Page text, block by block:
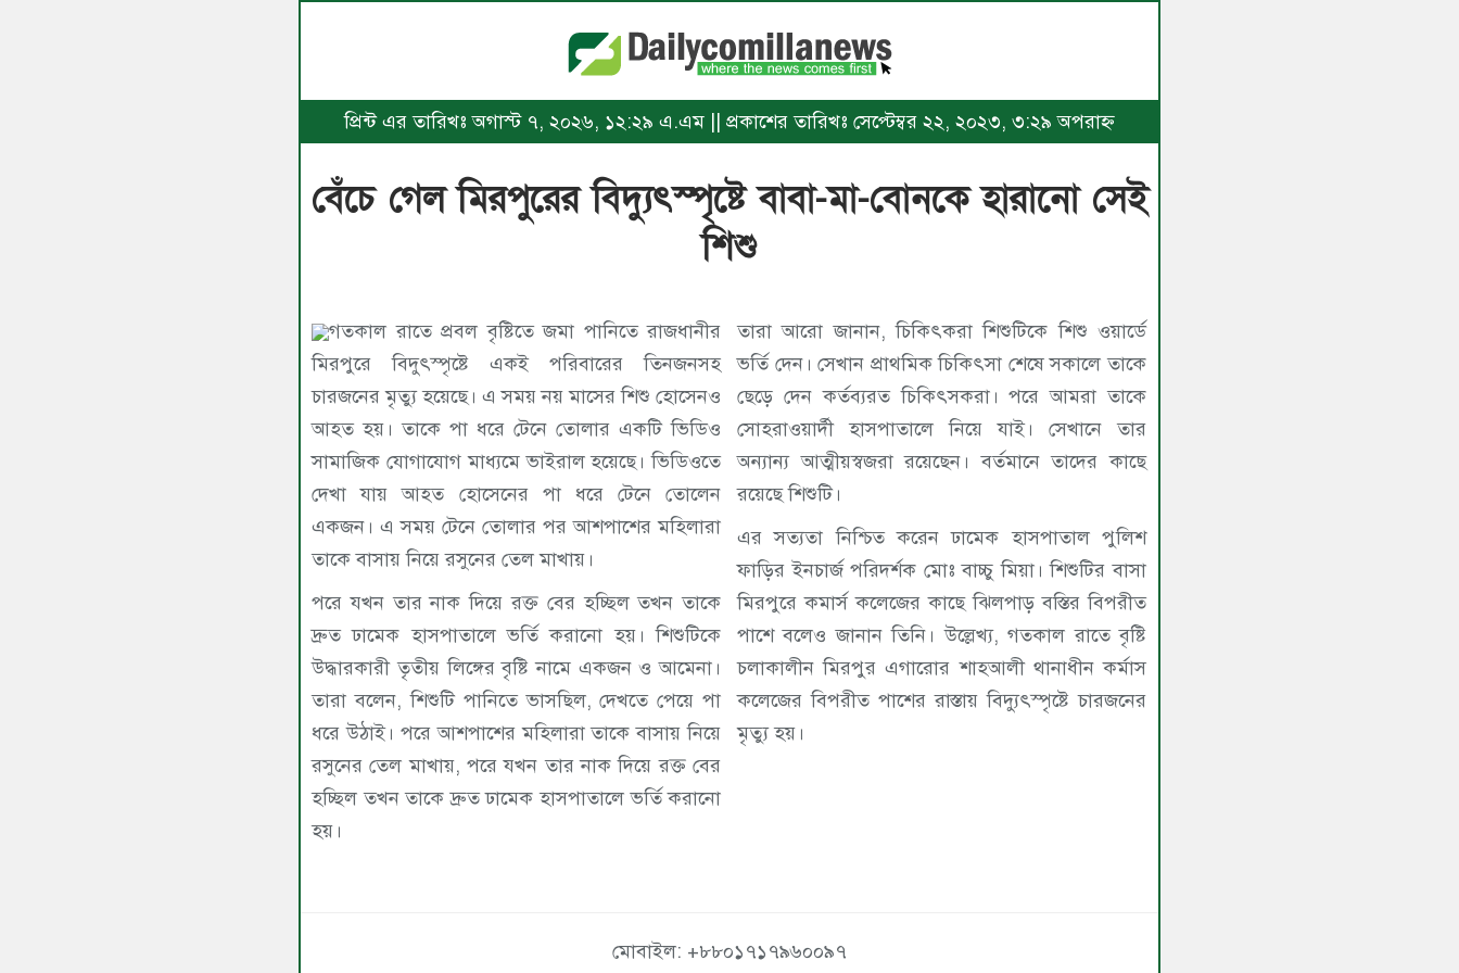
প্রিন্ট এর তারিখঃ অগাস্ট ৭, ২০২৬, ১২:২৯ এ.এম || প্রকাশের তারিখঃ সেপ্টেম্বর ২২, ২০২৩, ৩:২৯ অপরাহ্ণ
বেঁচে গেল মিরপুরের বিদ্যুৎস্পৃষ্টে বাবা-মা-বোনকে হারানো সেই
শিশু
গতকাল রাতে প্রবল বৃষ্টিতে জমা পানিতে রাজধানীর
মিরপুরে বিদুৎস্পৃষ্টে একই পরিবারের তিনজনসহ
চারজনের মৃত্যু হয়েছে। এ সময় নয় মাসের শিশু হোসেনও
আহত হয়। তাকে পা ধরে টেনে তোলার একটি ভিডিও
সামাজিক যোগাযোগ মাধ্যমে ভাইরাল হয়েছে। ভিডিওতে
দেখা যায় আহত হোসেনের পা ধরে টেনে তোলেন
একজন। এ সময় টেনে তোলার পর আশপাশের মহিলারা
তাকে বাসায় নিয়ে রসুনের তেল মাখায়।
পরে যখন তার নাক দিয়ে রক্ত বের হচ্ছিল তখন তাকে
দ্রুত ঢামেক হাসপাতালে ভর্তি করানো হয়। শিশুটিকে
উদ্ধারকারী তৃতীয় লিঙ্গের বৃষ্টি নামে একজন ও আমেনা।
তারা বলেন, শিশুটি পানিতে ভাসছিল, দেখতে পেয়ে পা
ধরে উঠাই। পরে আশপাশের মহিলারা তাকে বাসায় নিয়ে
রসুনের তেল মাখায়, পরে যখন তার নাক দিয়ে রক্ত বের
হচ্ছিল তখন তাকে দ্রুত ঢামেক হাসপাতালে ভর্তি করানো
হয়।
তারা আরো জানান, চিকিৎকরা শিশুটিকে শিশু ওয়ার্ডে
ভর্তি দেন। সেখান প্রাথমিক চিকিৎসা শেষে সকালে তাকে
ছেড়ে দেন কর্তব্যরত চিকিৎসকরা। পরে আমরা তাকে
সোহরাওয়ার্দী হাসপাতালে নিয়ে যাই। সেখানে তার
অন্যান্য আত্মীয়স্বজরা রয়েছেন। বর্তমানে তাদের কাছে
রয়েছে শিশুটি।
এর সত্যতা নিশ্চিত করেন ঢামেক হাসপাতাল পুলিশ
ফাড়ির ইনচার্জ পরিদর্শক মোঃ বাচ্চু মিয়া। শিশুটির বাসা
মিরপুরে কমার্স কলেজের কাছে ঝিলপাড় বস্তির বিপরীত
পাশে বলেও জানান তিনি। উল্লেখ্য, গতকাল রাতে বৃষ্টি
চলাকালীন মিরপুর এগারোর শাহআলী থানাধীন কর্মাস
কলেজের বিপরীত পাশের রাস্তায় বিদ্যুৎস্পৃষ্টে চারজনের
মৃত্যু হয়।
মোবাইল: +৮৮০১৭১৭৯৬০০৯৭